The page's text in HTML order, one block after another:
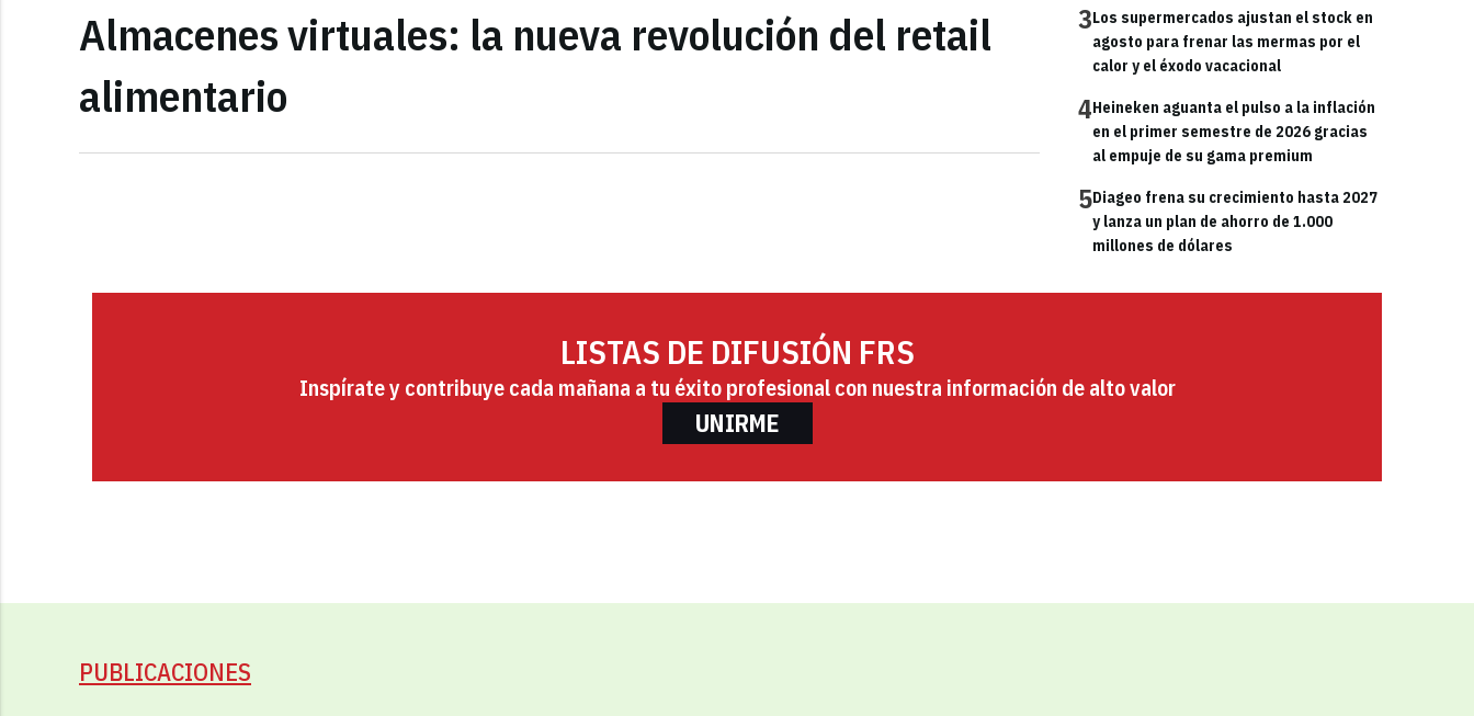
Almacenes virtuales: la nueva revolución del retail
alimentario
3Los supermercados ajustan el stock en
agosto para frenar las mermas por el
calor y el éxodo vacacional
4Heineken aguanta el pulso a la inflación
en el primer semestre de 2026 gracias
al empuje de su gama premium
5Diageo frena su crecimiento hasta 2027
y lanza un plan de ahorro de 1.000
millones de dólares
LISTAS DE DIFUSIÓN FRS
Inspírate y contribuye cada mañana a tu éxito profesional con nuestra información de alto valor
UNIRME
PUBLICACIONES